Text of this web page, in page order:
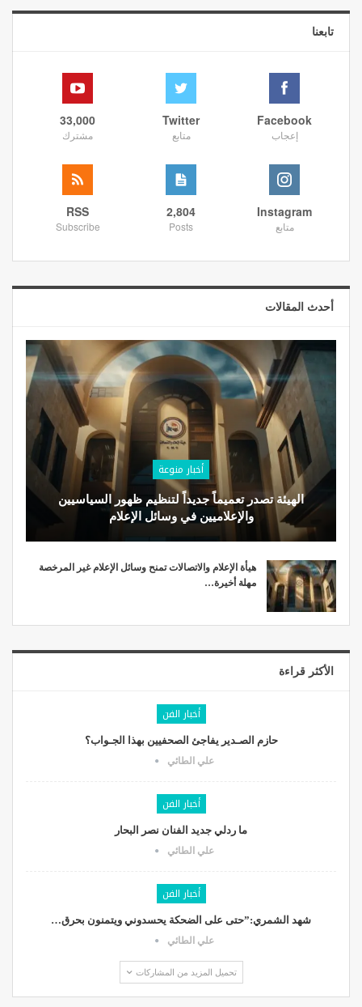
تابعنا
Facebook
إعجاب
Twitter
متابع
33,000
مشترك
Instagram
متابع
2,804
Posts
RSS
Subscribe
أحدث المقالات
أخبار منوعة
الهيئة تصدر تعميماً جديداً لتنظيم ظهور السياسيين
والإعلاميين في وسائل الإعلام
هيأة الإعلام والاتصالات تمنح وسائل الإعلام غير المرخصة
مهلة أخيرة…
الأكثر قراءة
أخبار الفن
حازم الصـدير يفاجئ الصحفيين بهذا الجـواب؟
علي الطائي
أخبار الفن
ما ردلي جديد الفنان نصر البحار
علي الطائي
أخبار الفن
شهد الشمري:”حتى على الضحكة يحسدوني ويتمنون بحرق…
علي الطائي
تحميل المزيد من المشاركات